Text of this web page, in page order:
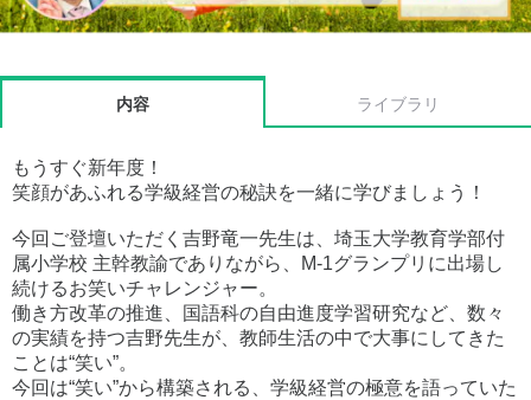
内容 ライブラリ
もうすぐ新年度！
笑顔があふれる学級経営の秘訣を一緒に学びましょう！
今回ご登壇いただく吉野竜一先生は、埼玉大学教育学部付
属小学校 主幹教諭でありながら、M-1グランプリに出場し
続けるお笑いチャレンジャー。
働き方改革の推進、国語科の自由進度学習研究など、数々
の実績を持つ吉野先生が、教師生活の中で大事にしてきた
ことは“笑い”。
今回は“笑い”から構築される、学級経営の極意を語っていた